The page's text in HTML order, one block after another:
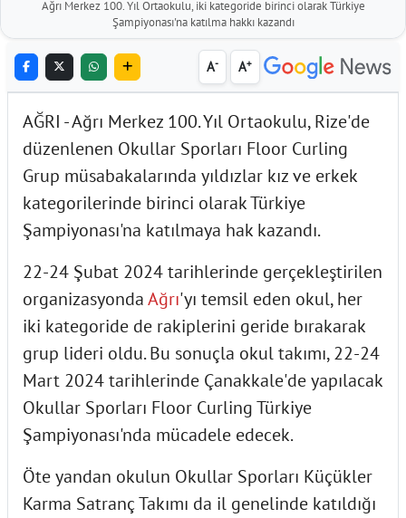
Ağrı Merkez 100. Yıl Ortaokulu, iki kategoride birinci olarak Türkiye
Şampiyonası'na katılma hakkı kazandı
A- A+
AĞRI - Ağrı Merkez 100. Yıl Ortaokulu, Rize'de
düzenlenen Okullar Sporları Floor Curling
Grup müsabakalarında yıldızlar kız ve erkek
kategorilerinde birinci olarak Türkiye
Şampiyonası'na katılmaya hak kazandı.
22-24 Şubat 2024 tarihlerinde gerçekleştirilen
organizasyondaAğrı'yı temsil eden okul, her
iki kategoride de rakiplerini geride bırakarak
grup lideri oldu. Bu sonuçla okul takımı, 22-24
Mart 2024 tarihlerinde Çanakkale'de yapılacak
Okullar Sporları Floor Curling Türkiye
Şampiyonası'nda mücadele edecek.
Öte yandan okulun Okullar Sporları Küçükler
Karma Satranç Takımı da il genelinde katıldığı